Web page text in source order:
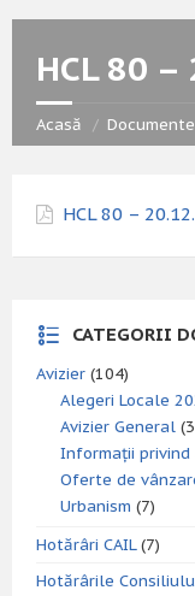
HCL 80
Acasă Documente
HCL 80 –
CATEGORII
Avizier (104)
Alegeri Locale
Avizier General
Informații
Oferte de
Urbanism (7)
Hotărâri CAIL(7)
Hotărârile